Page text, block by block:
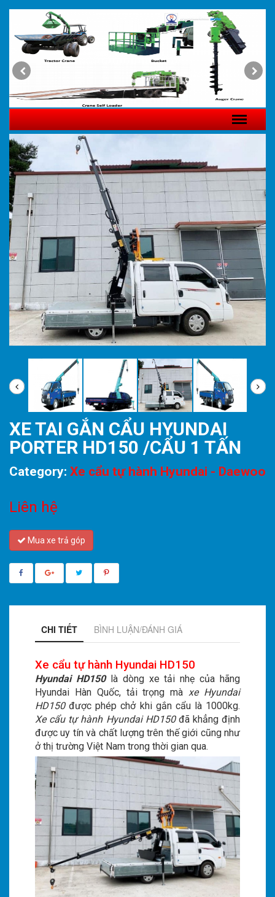
XE TAI GẮN CẨU HYUNDAI
PORTER HD150 /CẨU 1 TẤN
Category: Xe cẩu tự hành Hyundai - Daewoo
Liên hệ
Mua xe trả góp
CHI TIẾT BÌNH LUẬN/ĐÁNH GIÁ
Xe cẩu tự hành Hyundai HD150
Hyundai HD150là dòng xe tải nhẹ của hãng
Hyundai Hàn Quốc, tải trọng màxe Hyundai
HD150được phép chở khi gắn cẩu là 1000kg.
Xe cẩu tự hành Hyundai HD150đã khẳng định
được uy tín và chất lượng trên thế giới cũng như
ở thị trường Việt Nam trong thời gian qua.